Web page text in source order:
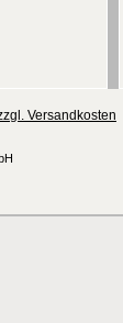
Versandkosten